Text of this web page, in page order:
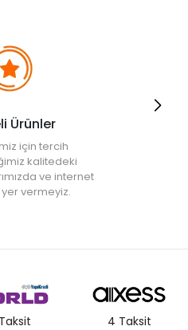
Ürünler
için tercih
kalitedeki
ve internet
vermeyiz.
4 Taksit